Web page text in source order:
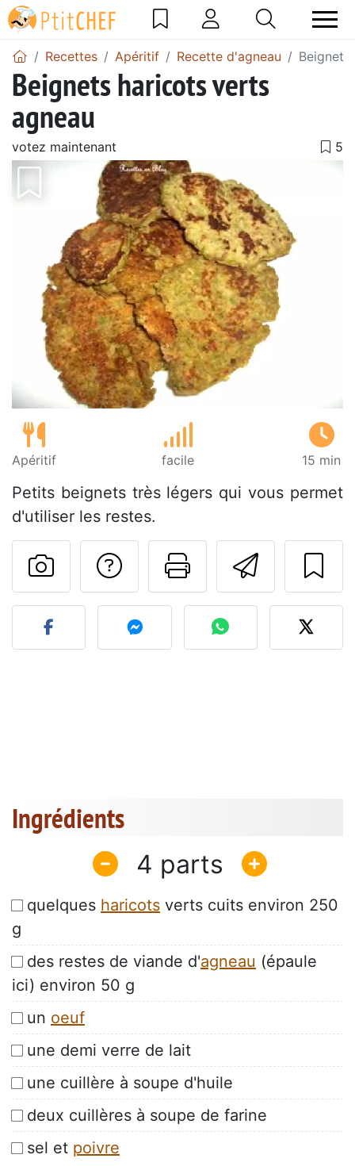
Recettes Apéritif Recette d'agneau
Beignets haricots verts
agneau
votez maintenant
Apéritif facile 15 min
Petits beignets très légers qui vous permet
d'utiliser les restes.
Imprimer
Poser une
Publier votre photo de
Ingrédients
4
quelques haricots verts cuits environ 250
g
des restes de viande d'agneau (épaule
ici) environ 50 g
un oeuf
une demi verre de lait
une cuillère à soupe d'huile
deux cuillères à soupe de farine
sel et poivre